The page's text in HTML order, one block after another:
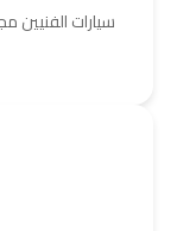
سيارات الفنيين